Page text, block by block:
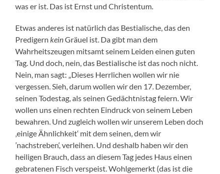
was er ist. Das ist Ernst und Christentum.
Etwas anderes ist natürlich das Bestialische, das den
PredigernkeinGräuel ist. Da gibt man dem
Wahrheitszeugen mitsamt seinem Leiden einen guten
Tag. Und doch, nein, das Bestialische ist das noch nicht.
Nein, man sagt: „Dieses Herrlichen wollen wir nie
vergessen. Sieh, darum wollen wir den 17. Dezember,
seinen Todestag, als seinen Gedächtnistag feiern. Wir
wollen uns einen rechten Eindruck von seinem Leben
bewahren. Und zugleich wollen wir unserem Leben doch
‚einige Ähnlichkeit‘ mit dem seinen, dem wir
’nachstreben‘, verleihen. Und deshalb haben wir den
heiligen Brauch, dass an diesem Tag jedes Haus einen
gebratenen Fisch verspeist. Wohlgemerkt (das ist die